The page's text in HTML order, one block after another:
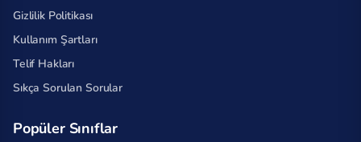
Gizlilik Politikası
Kullanım Şartları
Telif Hakları
Sıkça Sorulan Sorular
Popüler Sınıflar